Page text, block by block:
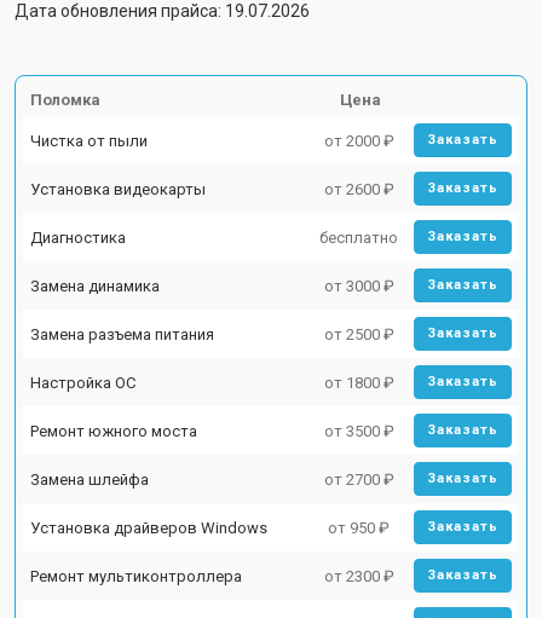
Дата обновления прайса: 19.07.2026
Поломка Цена
Чистка от пыли от 2000 ₽ Заказать
Установка видеокарты от 2600 ₽ Заказать
Диагностика бесплатно Заказать
Замена динамика от 3000 ₽ Заказать
Замена разъема питания от 2500 ₽ Заказать
Настройка ОС от 1800 ₽ Заказать
Ремонт южного моста от 3500 ₽ Заказать
Замена шлейфа от 2700 ₽ Заказать
Установка драйверов Windows от 950 ₽ Заказать
Ремонт мультиконтроллера от 2300 ₽ Заказать